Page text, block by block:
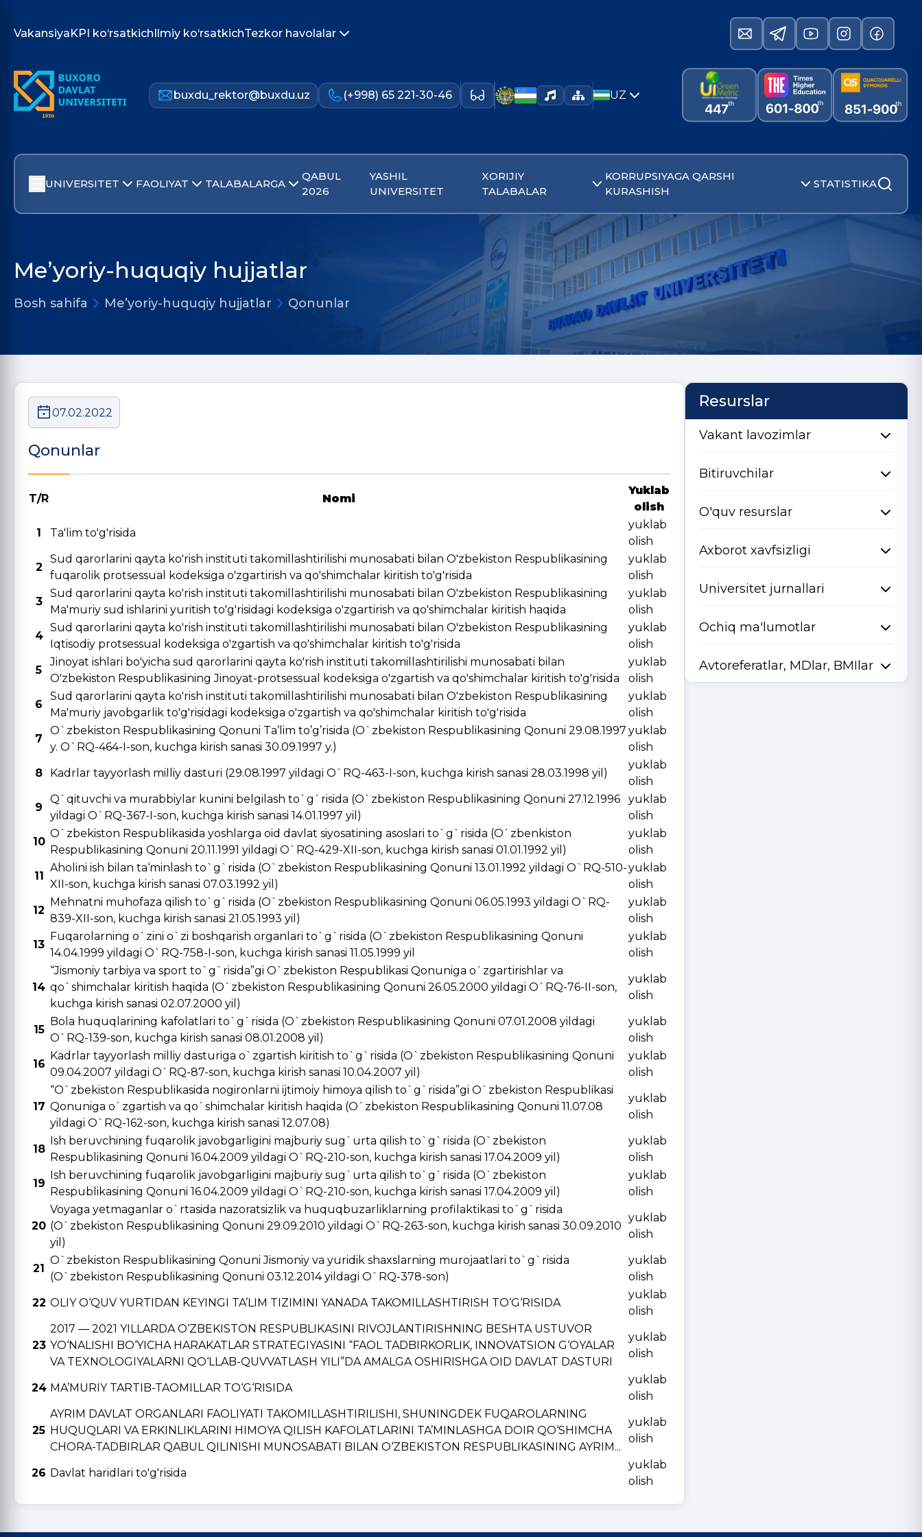
VakansiyaKPI ko‘rsatkichIlmiy ko‘rsatkichTezkor havolalar
buxdu_rektor@buxdu.uz (+998) 65 221-30-46 UZ
UNIVERSITET FAOLIYAT TALABALARGA
QABUL
2026
YASHIL
UNIVERSITET
XORIJIY
TALABALAR
KORRUPSIYAGA QARSHI
KURASHISH
STATISTIKA
Me’yoriy-huquqiy hujjatlar
Bosh sahifa Me’yoriy-huquqiy hujjatlar Qonunlar
07.02.2022
Qonunlar
T/R Nomi
Yuklab
olish
1
Ta'lim to'g'risida
yuklab
olish
2
Sud qarorlarini qayta ko'rish instituti takomillashtirilishi munosabati bilan O'zbekiston Respublikasining
fuqarolik protsessual kodeksiga o'zgartirish va qo'shimchalar kiritish to'g'risida
yuklab
olish
3
Sud qarorlarini qayta ko'rish instituti takomillashtirilishi munosabati bilan O'zbekiston Respublikasining
Ma'muriy sud ishlarini yuritish to'g'risidagi kodeksiga o'zgartirish va qo'shimchalar kiritish haqida
yuklab
olish
4
Sud qarorlarini qayta ko'rish instituti takomillashtirilishi munosabati bilan O'zbekiston Respublikasining
Iqtisodiy protsessual kodeksiga o'zgartish va qo'shimchalar kiritish to'g'risida
yuklab
olish
5
Jinoyat ishlari bo'yicha sud qarorlarini qayta ko'rish instituti takomillashtirilishi munosabati bilan
O'zbekiston Respublikasining Jinoyat-protsessual kodeksiga o'zgartish va qo'shimchalar kiritish to'g'risida
yuklab
olish
6
Sud qarorlarini qayta ko'rish instituti takomillashtirilishi munosabati bilan O'zbekiston Respublikasining
Ma'muriy javobgarlik to'g'risidagi kodeksiga o'zgartish va qo'shimchalar kiritish to'g'risida
yuklab
olish
7
O`zbekiston Respublikasining Qonuni Ta’lim to’g’risida (O`zbekiston Respublikasining Qonuni 29.08.1997
y. O`RQ-464-I-son, kuchga kirish sanasi 30.09.1997 y.)
yuklab
olish
8
Kadrlar tayyorlash milliy dasturi (29.08.1997 yildagi O`RQ-463-I-son, kuchga kirish sanasi 28.03.1998 yil)
yuklab
olish
9
Q`qituvchi va murabbiylar kunini belgilash to`g`risida (O`zbekiston Respublikasining Qonuni 27.12.1996
yildagi O`RQ-367-I-son, kuchga kirish sanasi 14.01.1997 yil)
yuklab
olish
10
O`zbekiston Respublikasida yoshlarga oid davlat siyosatining asoslari to`g`risida (O`zbenkiston
Respublikasining Qonuni 20.11.1991 yildagi O`RQ-429-XII-son, kuchga kirish sanasi 01.01.1992 yil)
yuklab
olish
11
Aholini ish bilan ta‘minlash to`g`risida (O`zbekiston Respublikasining Qonuni 13.01.1992 yildagi O`RQ-510-
XII-son, kuchga kirish sanasi 07.03.1992 yil)
yuklab
olish
12
Mehnatni muhofaza qilish to`g`risida (O`zbekiston Respublikasining Qonuni 06.05.1993 yildagi O`RQ-
839-XII-son, kuchga kirish sanasi 21.05.1993 yil)
yuklab
olish
13
Fuqarolarning o`zini o`zi boshqarish organlari to`g`risida (O`zbekiston Respublikasining Qonuni
14.04.1999 yildagi O`RQ-758-I-son, kuchga kirish sanasi 11.05.1999 yil
yuklab
olish
14
“Jismoniy tarbiya va sport to`g`risida”gi O`zbekiston Respublikasi Qonuniga o`zgartirishlar va
qo`shimchalar kiritish haqida (O`zbekiston Respublikasining Qonuni 26.05.2000 yildagi O`RQ-76-II-son,
kuchga kirish sanasi 02.07.2000 yil)
yuklab
olish
15
Bola huquqlarining kafolatlari to`g`risida (O`zbekiston Respublikasining Qonuni 07.01.2008 yildagi
O`RQ-139-son, kuchga kirish sanasi 08.01.2008 yil)
yuklab
olish
16
Kadrlar tayyorlash milliy dasturiga o`zgartish kiritish to`g`risida (O`zbekiston Respublikasining Qonuni
09.04.2007 yildagi O`RQ-87-son, kuchga kirish sanasi 10.04.2007 yil)
yuklab
olish
17
“O`zbekiston Respublikasida nogironlarni ijtimoiy himoya qilish to`g`risida”gi O`zbekiston Respublikasi
Qonuniga o`zgartish va qo`shimchalar kiritish haqida (O`zbekiston Respublikasining Qonuni 11.07.08
yildagi O`RQ-162-son, kuchga kirish sanasi 12.07.08)
yuklab
olish
18
Ish beruvchining fuqarolik javobgarligini majburiy sug`urta qilish to`g`risida (O`zbekiston
Respublikasining Qonuni 16.04.2009 yildagi O`RQ-210-son, kuchga kirish sanasi 17.04.2009 yil)
yuklab
olish
19
Ish beruvchining fuqarolik javobgarligini majburiy sug`urta qilish to`g`risida (O`zbekiston
Respublikasining Qonuni 16.04.2009 yildagi O`RQ-210-son, kuchga kirish sanasi 17.04.2009 yil)
yuklab
olish
20
Voyaga yetmaganlar o`rtasida nazoratsizlik va huquqbuzarliklarning profilaktikasi to`g`risida
(O`zbekiston Respublikasining Qonuni 29.09.2010 yildagi O`RQ-263-son, kuchga kirish sanasi 30.09.2010
yil)
yuklab
olish
21
O`zbekiston Respublikasining Qonuni Jismoniy va yuridik shaxslarning murojaatlari to`g`risida
(O`zbekiston Respublikasining Qonuni 03.12.2014 yildagi O`RQ-378-son)
yuklab
olish
22 OLIY O‘QUV YURTIDAN KЕYINGI TA’LIM TIZIMINI YANADA TAKOMILLASHTIRISH TO‘G‘RISIDA
yuklab
olish
23
2017 — 2021 YILLARDA O‘ZBЕKISTON RЕSPUBLIKASINI RIVOJLANTIRISHNING BЕSHTA USTUVOR
YO‘NALISHI BO‘YICHA HARAKATLAR STRATЕGIYASINI “FAOL TADBIRKORLIK, INNOVATSION G‘OYALAR
VA TЕXNOLOGIYALARNI QO‘LLAB-QUVVATLASH YILI”DA AMALGA OSHIRISHGA OID DAVLAT DASTURI
yuklab
olish
24 MA’MURIY TARTIB-TAOMILLAR TO‘G‘RISIDA
yuklab
olish
25
AYRIM DAVLAT ORGANLARI FAOLIYATI TAKOMILLASHTIRILISHI, SHUNINGDЕK FUQAROLARNING
HUQUQLARI VA ERKINLIKLARINI HIMOYA QILISH KAFOLATLARINI TA’MINLASHGA DOIR QO‘SHIMCHA
CHORA-TADBIRLAR QABUL QILINISHI MUNOSABATI BILAN O‘ZBЕKISTON RЕSPUBLIKASINING AYRIM...
yuklab
olish
26 Davlat haridlari to'g'risida
yuklab
olish
Resurslar
Vakant lavozimlar
Bitiruvchilar
O'quv resurslar
Axborot xavfsizligi
Universitet jurnallari
Ochiq ma'lumotlar
Avtoreferatlar, MDlar, BMIlar